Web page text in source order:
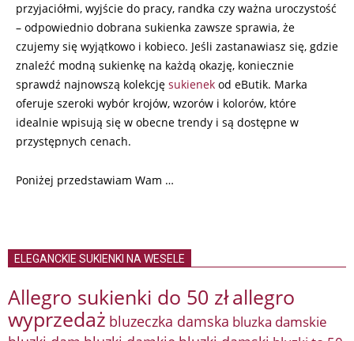
przyjaciółmi, wyjście do pracy, randka czy ważna uroczystość
– odpowiednio dobrana sukienka zawsze sprawia, że
czujemy się wyjątkowo i kobieco. Jeśli zastanawiasz się, gdzie
znaleźć modną sukienkę na każdą okazję, koniecznie
sprawdź najnowszą kolekcję sukienek od eButik. Marka
oferuje szeroki wybór krojów, wzorów i kolorów, które
idealnie wpisują się w obecne trendy i są dostępne w
przystępnych cenach.
Poniżej przedstawiam Wam …
ELEGANCKIE SUKIENKI NA WESELE
Allegro sukienki do 50 złallegro
wyprzedaż bluzeczka damska bluzka damskie